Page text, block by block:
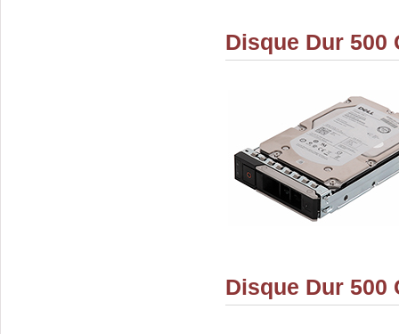
Disque Dur 500
Disque Dur 500